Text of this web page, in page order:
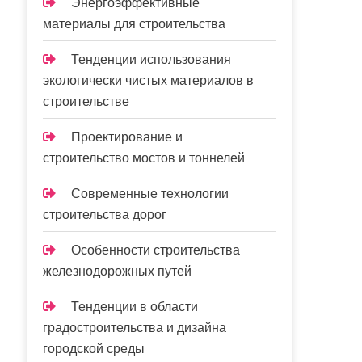
Энергоэффективные
материалы для строительства
Тенденции использования
экологически чистых материалов в
строительстве
Проектирование и
строительство мостов и тоннелей
Современные технологии
строительства дорог
Особенности строительства
железнодорожных путей
Тенденции в области
градостроительства и дизайна
городской среды